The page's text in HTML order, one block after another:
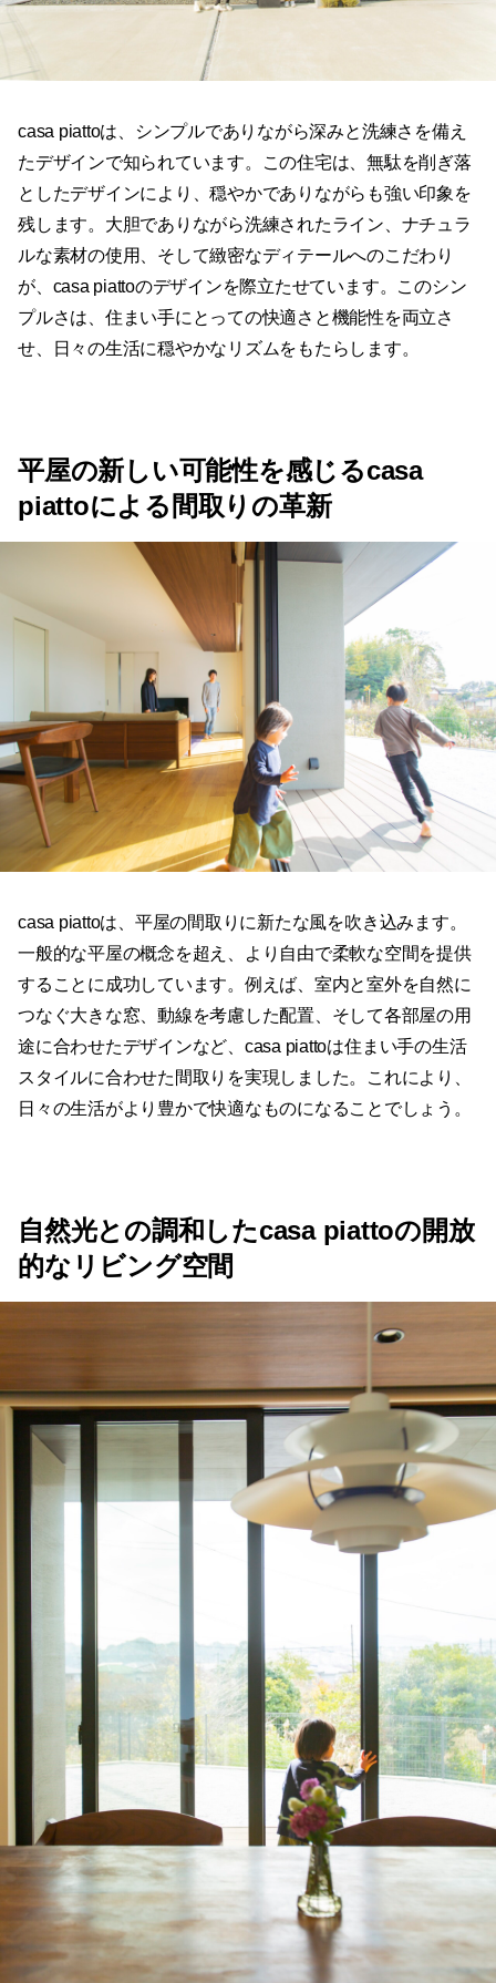
casa piattoは、シンプルでありながら深みと洗練さを備え
たデザインで知られています。この住宅は、無駄を削ぎ落
としたデザインにより、穏やかでありながらも強い印象を
残します。大胆でありながら洗練されたライン、ナチュラ
ルな素材の使用、そして緻密なディテールへのこだわり
が、casa piattoのデザインを際立たせています。このシン
プルさは、住まい手にとっての快適さと機能性を両立さ
せ、日々の生活に穏やかなリズムをもたらします。
平屋の新しい可能性を感じるcasa
piattoによる間取りの革新
casa piattoは、平屋の間取りに新たな風を吹き込みます。
一般的な平屋の概念を超え、より自由で柔軟な空間を提供
することに成功しています。例えば、室内と室外を自然に
つなぐ大きな窓、動線を考慮した配置、そして各部屋の用
途に合わせたデザインなど、casa piattoは住まい手の生活
スタイルに合わせた間取りを実現しました。これにより、
日々の生活がより豊かで快適なものになることでしょう。
自然光との調和したcasa piattoの開放
的なリビング空間